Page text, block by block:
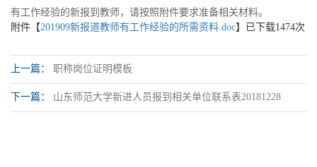
有工作经验的新报到教师，请按照附件要求准备相关材料。
附件【201909新报道教师有工作经验的所需资料.doc】已下载1474次
上一篇： 职称岗位证明模板
下一篇： 山东师范大学新进人员报到相关单位联系表20181228